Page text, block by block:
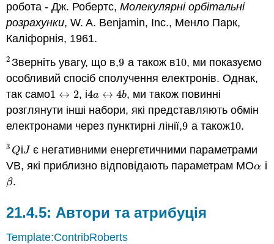
робота - Дж. Робертс,Молекулярні орбітальні
розрахунки, W. A. Benjamin, Inc., Менло Парк,
Каліфорнія, 1961.
2
2Зверніть увагу, що в,9
9 а також в10
10, ми показуємо
особливий спосіб сполучення електронів. Однак,
так само1 ↔ 2
1 ↔2 , і4a ↔ 4b
4a ↔4b , ми також повинні
розглянути інші набори, які представляють обмін
електронами через пунктирні лінії,9
9 а також10
10.
3
3Q
QіJ
Jє негативними енергетичними параметрами
VB, які приблизно відповідають параметрам МОα
α і
β
β.
Автори та атрибуція
Template:ContribRoberts